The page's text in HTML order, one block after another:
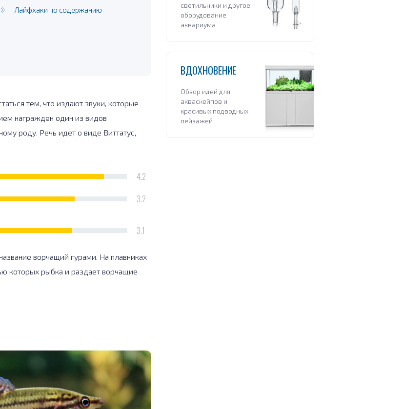
Лайфхаки по содержанию
тем, что издают звуки, которые
награжден один из видов
роду. Речь идет о виде Виттатус,
4.2
3.2
3.1
ворчащий гурами. На плавниках
которых рыбка и раздает ворчащие
светильники и другое
оборудование
аквариума
ВДОХНОВЕНИЕ
Обзор идей для
акваскейпов и
красивых подводных
пейзажей